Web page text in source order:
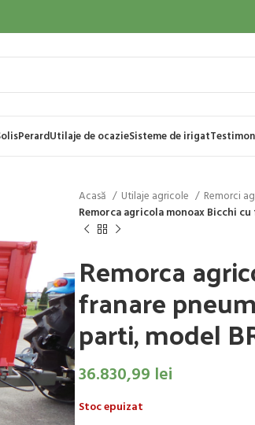
PerardUtilaje de ocazieSisteme de irigat
Acasă Utilaje agricole Remorci
Remorca agricola monoax Bicchi
Remorca
franare
parti, model
36.830,99 lei
Stoc epuizat